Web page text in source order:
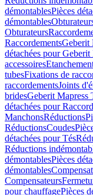
démontablesPièces
démontables
Obturateurs
RaccordementsGeberit
détachées pour
accessoires
tubesFixations de
raccordementsJoints
bridesGeberit Mapress
détachées pour
ManchonsRéductions
RéductionsCoudes
détachées pour Tés
Réductions
démontablesPièces
démontables
Compensateurs
pour chauffagePièces